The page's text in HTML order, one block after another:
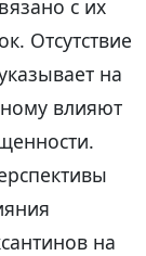
с их
Отсутствие
на
влияют
на